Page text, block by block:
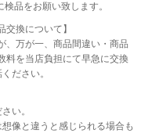
品をお願い致します。
交換について】
、万が一、商品間違い・商品
料を当店負担にて早急に交換
ださい。
い。
像と違うと感じられる場合も